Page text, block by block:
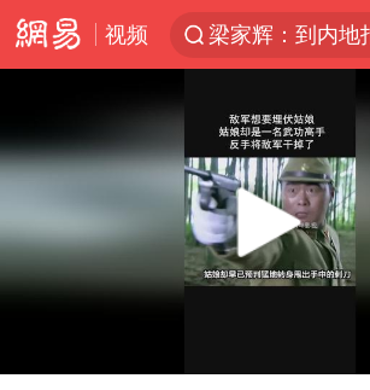
视频
白海豚将正面袭
《欢迎来龙餐馆
Play